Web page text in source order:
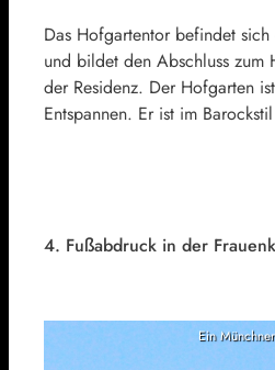
Das Hofgartentor befindet
und bildet den Abschluss zum
der Residenz. Der Hofgarten
Entspannen. Er ist im
4. Fußabdruck in der
Ein